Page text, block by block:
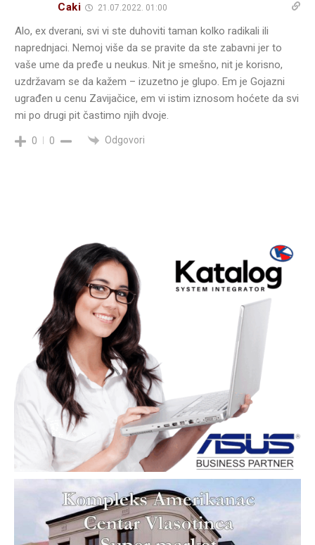
Caki 21.07.2022. 01:00
Alo, ex dverani, svi vi ste duhoviti taman kolko radikali ili
naprednjaci. Nemoj više da se pravite da ste zabavni jer to
vaše ume da pređe u neukus. Nit je smešno, nit je korisno,
uzdržavam se da kažem – izuzetno je glupo. Em je Gojazni
ugrađen u cenu Zavijačice, em vi istim iznosom hoćete da svi
mi po drugi pit častimo njih dvoje.
0 0 Odgovori